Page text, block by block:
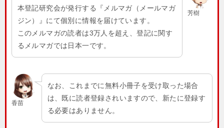
芳樹
本登記研究会が発行する『メルマガ（メールマガ
ジン）』にて個別に情報を届けています。
このメルマガの読者は3万人を超え、登記に関す
るメルマガでは日本一です。
香苗
なお、これまでに無料小冊子を受け取った場合
は、既に読者登録されいますので、新たに登録す
る必要はありません。